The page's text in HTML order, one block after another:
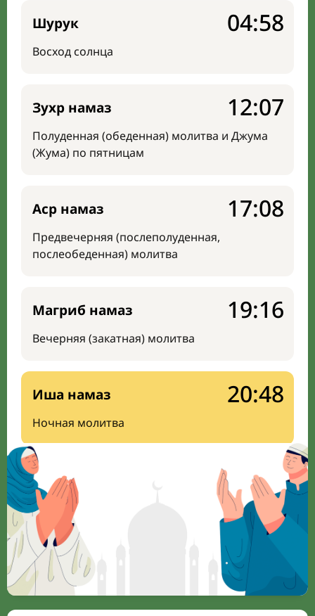
Шурук
Восход солнца
04:58
Зухр намаз
Полуденная (обеденная) молитва и Джума
(Жума) по пятницам
12:07
Аср намаз
Предвечерняя (послеполуденная,
послеобеденная) молитва
17:08
Магриб намаз
Вечерняя (закатная) молитва
19:16
Иша намаз
Ночная молитва
20:48